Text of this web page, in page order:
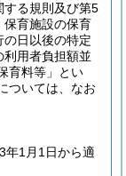
する規則及び第5
保育施設の保育
日以後の特定
用者負担額並
育料等」とい
ついては、なお
年1月1日から適